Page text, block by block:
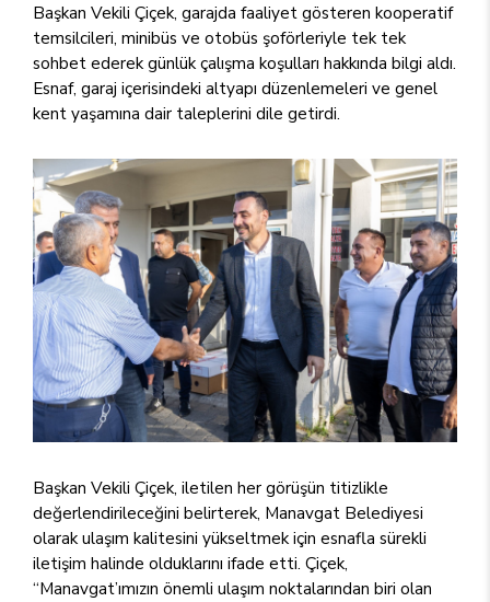
Başkan Vekili Çiçek, garajda faaliyet gösteren kooperatif
temsilcileri, minibüs ve otobüs şoförleriyle tek tek
sohbet ederek günlük çalışma koşulları hakkında bilgi aldı.
Esnaf, garaj içerisindeki altyapı düzenlemeleri ve genel
kent yaşamına dair taleplerini dile getirdi.
Başkan Vekili Çiçek, iletilen her görüşün titizlikle
değerlendirileceğini belirterek, Manavgat Belediyesi
olarak ulaşım kalitesini yükseltmek için esnafla sürekli
iletişim halinde olduklarını ifade etti. Çiçek,
“Manavgat’ımızın önemli ulaşım noktalarından biri olan